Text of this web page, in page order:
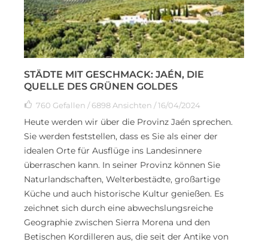
STÄDTE MIT GESCHMACK: JAÉN, DIE
QUELLE DES GRÜNEN GOLDES
760 Gefallen / 6898 Ansichten / 16/04/2024
Heute werden wir über die Provinz Jaén sprechen.
Sie werden feststellen, dass es Sie als einer der
idealen Orte für Ausflüge ins Landesinnere
überraschen kann. In seiner Provinz können Sie
Naturlandschaften, Welterbestädte, großartige
Küche und auch historische Kultur genießen. Es
zeichnet sich durch eine abwechslungsreiche
Geographie zwischen Sierra Morena und den
Betischen Kordilleren aus, die seit der Antike von